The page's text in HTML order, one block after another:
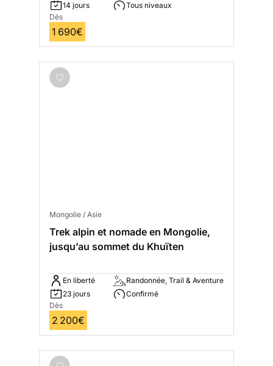
14 jours
Tous niveaux
Dès
1 690€
Mongolie / Asie
Trek alpin et nomade en Mongolie,
jusqu’au sommet du Khuïten
En liberté
23 jours
Randonnée, Trail & Aventure
Confirmé
Dès
2 200€